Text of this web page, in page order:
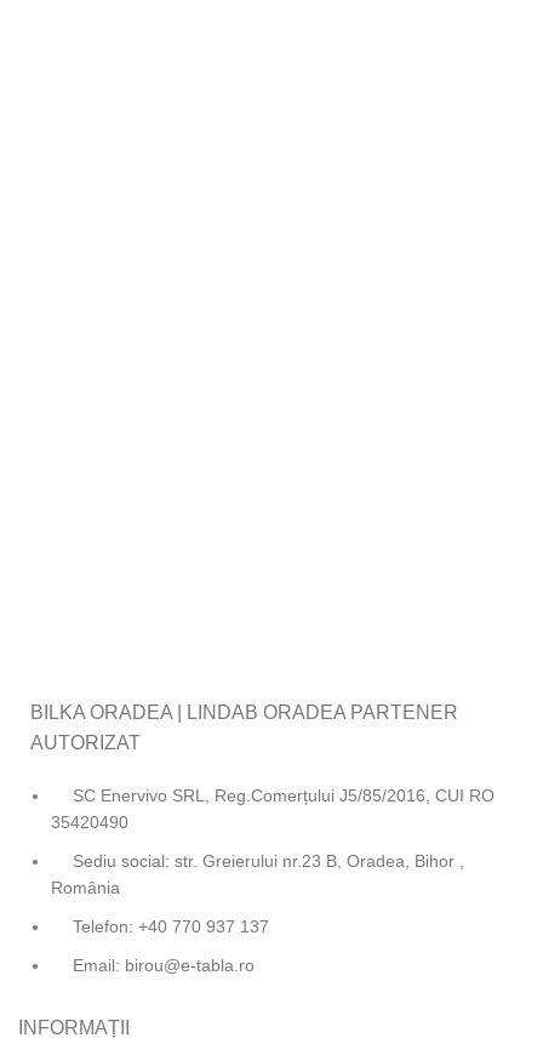
BILKA ORADEA | LINDAB ORADEA PARTENER
AUTORIZAT
SC Enervivo SRL, Reg.Comerțului J5/85/2016, CUI RO
35420490
Sediu social: str. Greierului nr.23 B, Oradea, Bihor ,
România
Telefon: +40 770 937 137
Email: birou@e-tabla.ro
INFORMAȚII